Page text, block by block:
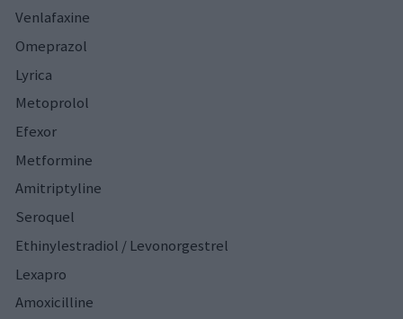
Venlafaxine
Omeprazol
Lyrica
Metoprolol
Efexor
Metformine
Amitriptyline
Seroquel
Ethinylestradiol / Levonorgestrel
Lexapro
Amoxicilline